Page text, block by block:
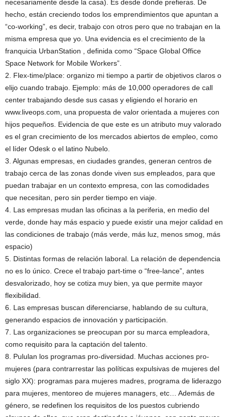
necesariamente desde la casa). Es desde donde prefieras. De
hecho, están creciendo todos los emprendimientos que apuntan a
“co-working”, es decir, trabajo con otros pero que no trabajan en la
misma empresa que yo. Una evidencia es el crecimiento de la
franquicia UrbanStation , definida como “Space Global Office
Space Network for Mobile Workers”.
2. Flex-time/place: organizo mi tiempo a partir de objetivos claros o
elijo cuando trabajo. Ejemplo: más de 10,000 operadores de call
center trabajando desde sus casas y eligiendo el horario en
www.liveops.com, una propuesta de valor orientada a mujeres con
hijos pequeños. Evidencia de que este es un atributo muy valorado
es el gran crecimiento de los mercados abiertos de empleo, como
el líder Odesk o el latino Nubelo.
3. Algunas empresas, en ciudades grandes, generan centros de
trabajo cerca de las zonas donde viven sus empleados, para que
puedan trabajar en un contexto empresa, con las comodidades
que necesitan, pero sin perder tiempo en viaje.
4. Las empresas mudan las oficinas a la periferia, en medio del
verde, donde hay más espacio y puede existir una mejor calidad en
las condiciones de trabajo (más verde, más luz, menos smog, más
espacio)
5. Distintas formas de relación laboral. La relación de dependencia
no es lo único. Crece el trabajo part-time o “free-lance”, antes
desvalorizado, hoy se cotiza muy bien, ya que permite mayor
flexibilidad.
6. Las empresas buscan diferenciarse, hablando de su cultura,
generando espacios de innovación y participación.
7. Las organizaciones se preocupan por su marca empleadora,
como requisito para la captación del talento.
8. Pululan los programas pro-diversidad. Muchas acciones pro-
mujeres (para contrarrestar las políticas expulsivas de mujeres del
siglo XX): programas para mujeres madres, programa de liderazgo
para mujeres, mentoreo de mujeres managers, etc… Además de
género, se redefinen los requisitos de los puestos cubriendo